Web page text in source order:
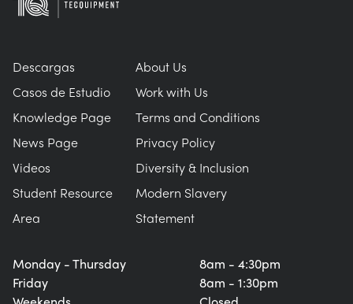
Monday - Thursday
Friday
8am - 4:30pm
8am - 1:30pm
Descargas
Casos de Estudio
Knowledge Page
News Page
Videos
Student Resource
Area
About Us
Work with Us
Terms and Conditions
Privacy Policy
Diversity & Inclusion
Modern Slavery
Statement